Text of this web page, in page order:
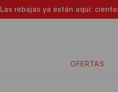
Las rebajas ya están aquí:
OFERTAS